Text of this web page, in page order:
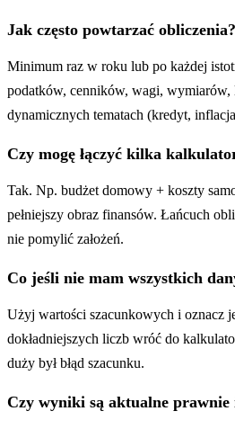
Jak często powtarzać obliczenia?
Minimum raz w roku lub po każdej
podatków, cenników, wagi,
dynamicznych tematach (kredyt,
Czy mogę łączyć kilka
Tak. Np. budżet domowy + koszty
pełniejszy obraz finansów. Łańcuch
nie pomylić założeń.
Co jeśli nie mam wszystkich
Użyj wartości szacunkowych i oznacz
dokładniejszych liczb wróć do
duży był błąd szacunku.
Czy wyniki są aktualne prawnie